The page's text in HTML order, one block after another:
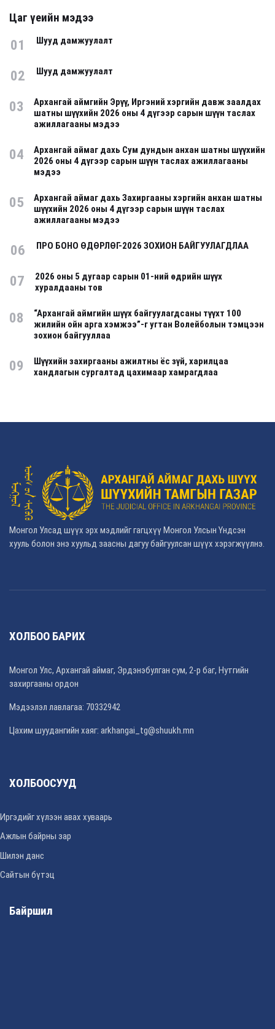
Цаг үеийн мэдээ
01 Шууд дамжуулалт
02 Шууд дамжуулалт
03
Архангай аймгийн Эрүү, Иргэний хэргийн давж заалдах
шатны шүүхийн 2026 оны 4 дүгээр сарын шүүн таслах
ажиллагааны мэдээ
04
Архангай аймаг дахь Сум дундын анхан шатны шүүхийн
2026 оны 4 дүгээр сарын шүүн таслах ажиллагааны
мэдээ
05
Архангай аймаг дахь Захиргааны хэргийн анхан шатны
шүүхийн 2026 оны 4 дүгээр сарын шүүн таслах
ажиллагааны мэдээ
06 ПРО БОНО ӨДӨРЛӨГ-2026 ЗОХИОН БАЙГУУЛАГДЛАА
07
2026 оны 5 дугаар сарын 01-ний өдрийн шүүх
хуралдааны тов
08
“Архангай аймгийн шүүх байгуулагдсаны түүхт 100
жилийн ойн арга хэмжээ”-г угтан Волейболын тэмцээн
зохион байгууллаа
09
Шүүхийн захиргааны ажилтны ёс зүй, харилцаа
хандлагын сургалтад цахимаар хамрагдлаа
Монгол Улсад шүүх эрх мэдлийг гагцхүү Монгол Улсын Үндсэн
хууль болон энэ хуульд заасны дагуу байгуулсан шүүх хэрэгжүүлнэ.
ХОЛБОО БАРИХ
Монгол Улс, Архангай аймаг, Эрдэнэбулган сум, 2-р баг, Нутгийн
захиргааны ордон
Мэдээлэл лавлагаа: 70332942
Цахим шуудангийн хаяг: arkhangai_tg@shuukh.mn
ХОЛБООСУУД
Иргэдийг хүлээн авах хуваарь
Ажлын байрны зар
Шилэн данс
Сайтын бүтэц
Байршил